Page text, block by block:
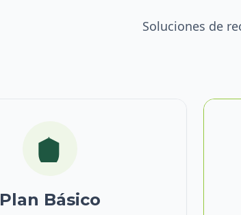
Soluciones de
Plan Básico